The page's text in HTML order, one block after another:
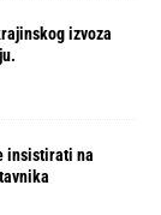
izvoza
insistirati na